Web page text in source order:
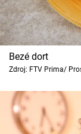
Bezé dort
Zdroj: FTV Prima/